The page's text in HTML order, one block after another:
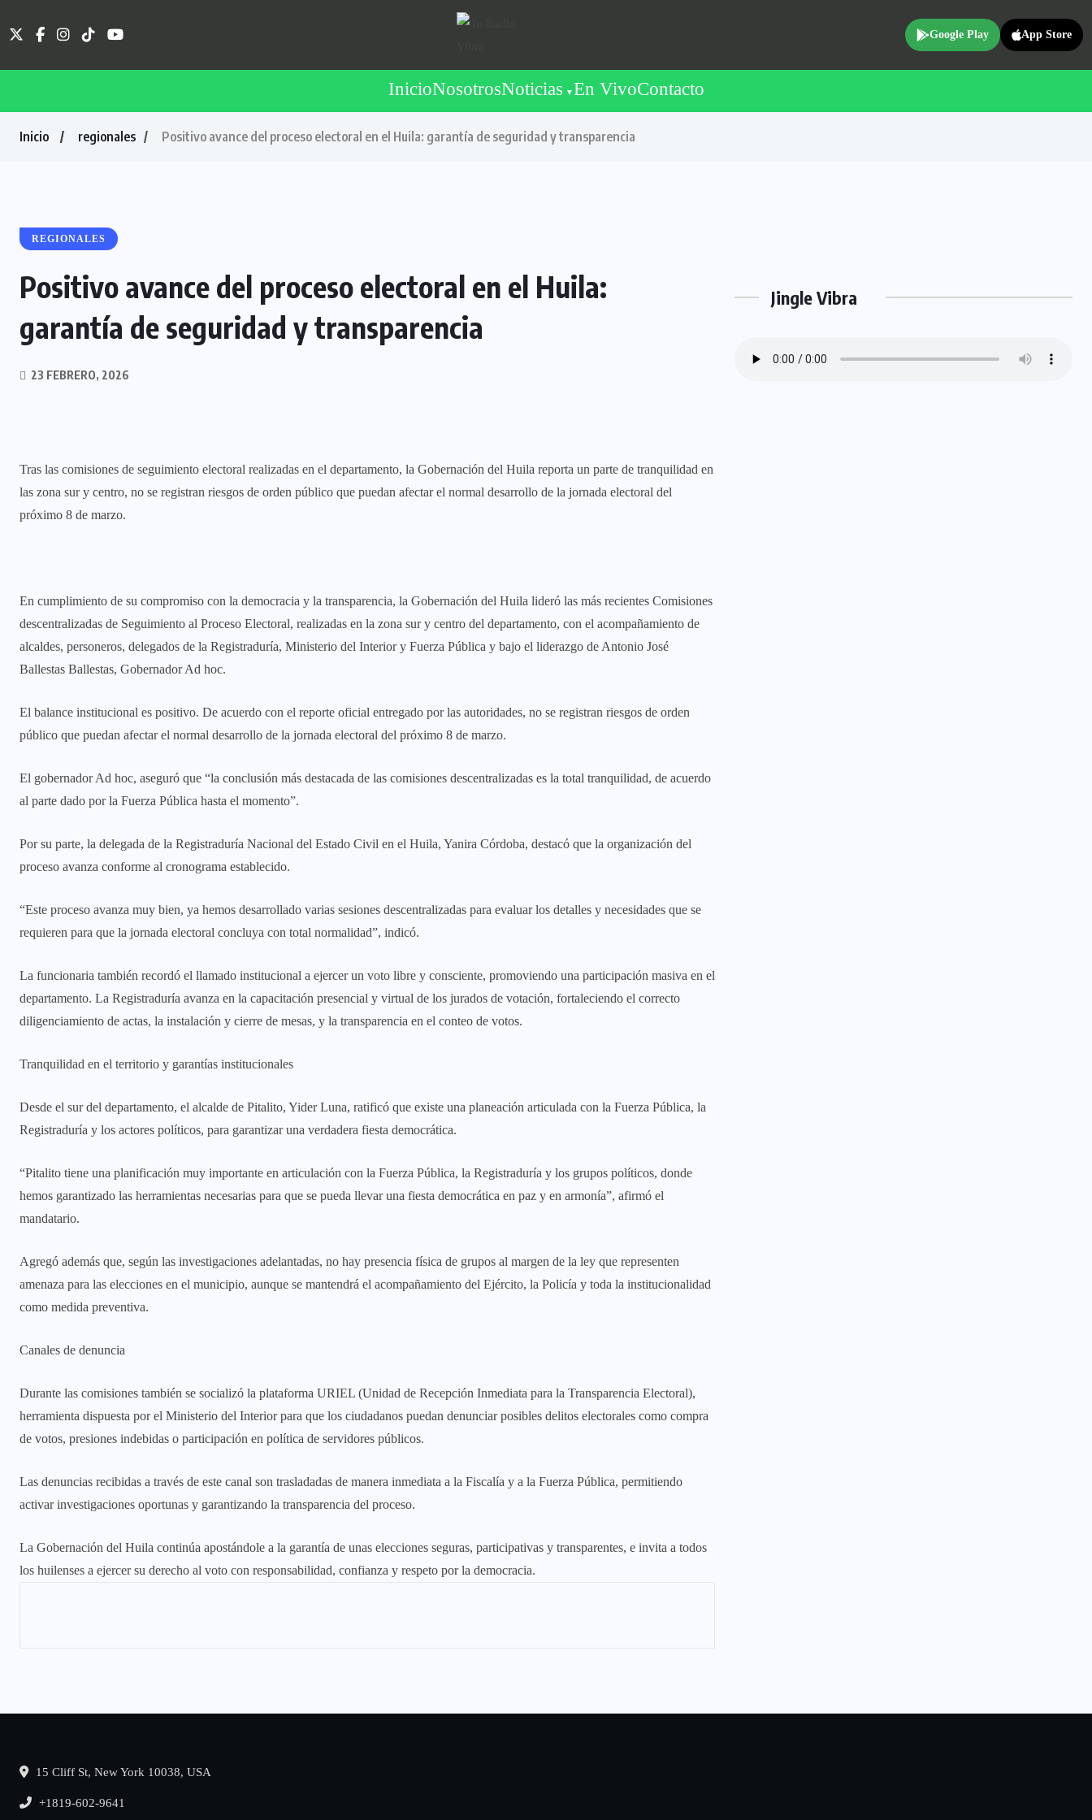
Google Play App Store
InicioNosotrosNoticias En VivoContacto
Inicio regionales Positivo avance del proceso electoral en el Huila: garantía de seguridad y transparencia
REGIONALES
Positivo avance del proceso electoral en el Huila:
garantía de seguridad y transparencia
23 FEBRERO, 2026
Tras las comisiones de seguimiento electoral realizadas en el departamento, la Gobernación del Huila reporta un parte de tranquilidad en
las zona sur y centro, no se registran riesgos de orden público que puedan afectar el normal desarrollo de la jornada electoral del
próximo 8 de marzo.
En cumplimiento de su compromiso con la democracia y la transparencia, la Gobernación del Huila lideró las más recientes Comisiones
descentralizadas de Seguimiento al Proceso Electoral, realizadas en la zona sur y centro del departamento, con el acompañamiento de
alcaldes, personeros, delegados de la Registraduría, Ministerio del Interior y Fuerza Pública y bajo el liderazgo de Antonio José
Ballestas Ballestas, Gobernador Ad hoc.
El balance institucional es positivo. De acuerdo con el reporte oficial entregado por las autoridades, no se registran riesgos de orden
público que puedan afectar el normal desarrollo de la jornada electoral del próximo 8 de marzo.
El gobernador Ad hoc, aseguró que “la conclusión más destacada de las comisiones descentralizadas es la total tranquilidad, de acuerdo
al parte dado por la Fuerza Pública hasta el momento”.
Por su parte, la delegada de la Registraduría Nacional del Estado Civil en el Huila, Yanira Córdoba, destacó que la organización del
proceso avanza conforme al cronograma establecido.
“Este proceso avanza muy bien, ya hemos desarrollado varias sesiones descentralizadas para evaluar los detalles y necesidades que se
requieren para que la jornada electoral concluya con total normalidad”, indicó.
La funcionaria también recordó el llamado institucional a ejercer un voto libre y consciente, promoviendo una participación masiva en el
departamento. La Registraduría avanza en la capacitación presencial y virtual de los jurados de votación, fortaleciendo el correcto
diligenciamiento de actas, la instalación y cierre de mesas, y la transparencia en el conteo de votos.
Tranquilidad en el territorio y garantías institucionales
Desde el sur del departamento, el alcalde de Pitalito, Yider Luna, ratificó que existe una planeación articulada con la Fuerza Pública, la
Registraduría y los actores políticos, para garantizar una verdadera fiesta democrática.
“Pitalito tiene una planificación muy importante en articulación con la Fuerza Pública, la Registraduría y los grupos políticos, donde
hemos garantizado las herramientas necesarias para que se pueda llevar una fiesta democrática en paz y en armonía”, afirmó el
mandatario.
Agregó además que, según las investigaciones adelantadas, no hay presencia física de grupos al margen de la ley que representen
amenaza para las elecciones en el municipio, aunque se mantendrá el acompañamiento del Ejército, la Policía y toda la institucionalidad
como medida preventiva.
Canales de denuncia
Durante las comisiones también se socializó la plataforma URIEL (Unidad de Recepción Inmediata para la Transparencia Electoral),
herramienta dispuesta por el Ministerio del Interior para que los ciudadanos puedan denunciar posibles delitos electorales como compra
de votos, presiones indebidas o participación en política de servidores públicos.
Las denuncias recibidas a través de este canal son trasladadas de manera inmediata a la Fiscalía y a la Fuerza Pública, permitiendo
activar investigaciones oportunas y garantizando la transparencia del proceso.
La Gobernación del Huila continúa apostándole a la garantía de unas elecciones seguras, participativas y transparentes, e invita a todos
los huilenses a ejercer su derecho al voto con responsabilidad, confianza y respeto por la democracia.
Jingle Vibra
15 Cliff St, New York 10038, USA
+1819-602-9641